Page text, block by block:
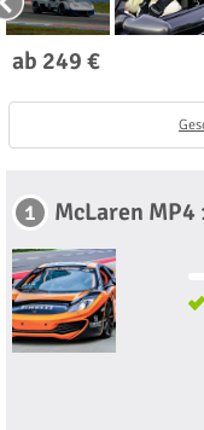
ab 249 €
1 McLaren